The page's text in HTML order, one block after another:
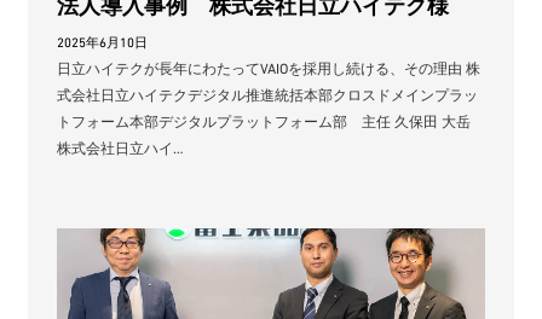
法人導入事例 株式会社日立ハイテク様
2025年6月10日
日立ハイテクが長年にわたってVAIOを採用し続ける、その理由 株
式会社日立ハイテクデジタル推進統括本部クロスドメインプラッ
トフォーム本部デジタルプラットフォーム部 主任 久保田 大岳
株式会社日立ハイ…